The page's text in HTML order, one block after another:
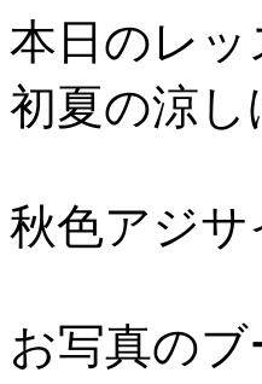
本日のレッ
初夏の涼
秋色アジ
お写真のブ